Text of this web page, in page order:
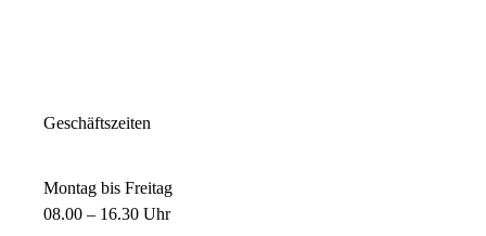
Geschäftszeiten
Montag bis Freitag
08.00 – 16.30 Uhr